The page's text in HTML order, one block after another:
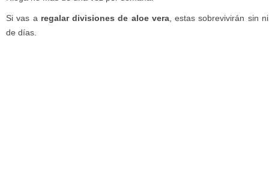
Si vas a regalar divisiones de aloe vera, estas sobrevivirán sin
de días.